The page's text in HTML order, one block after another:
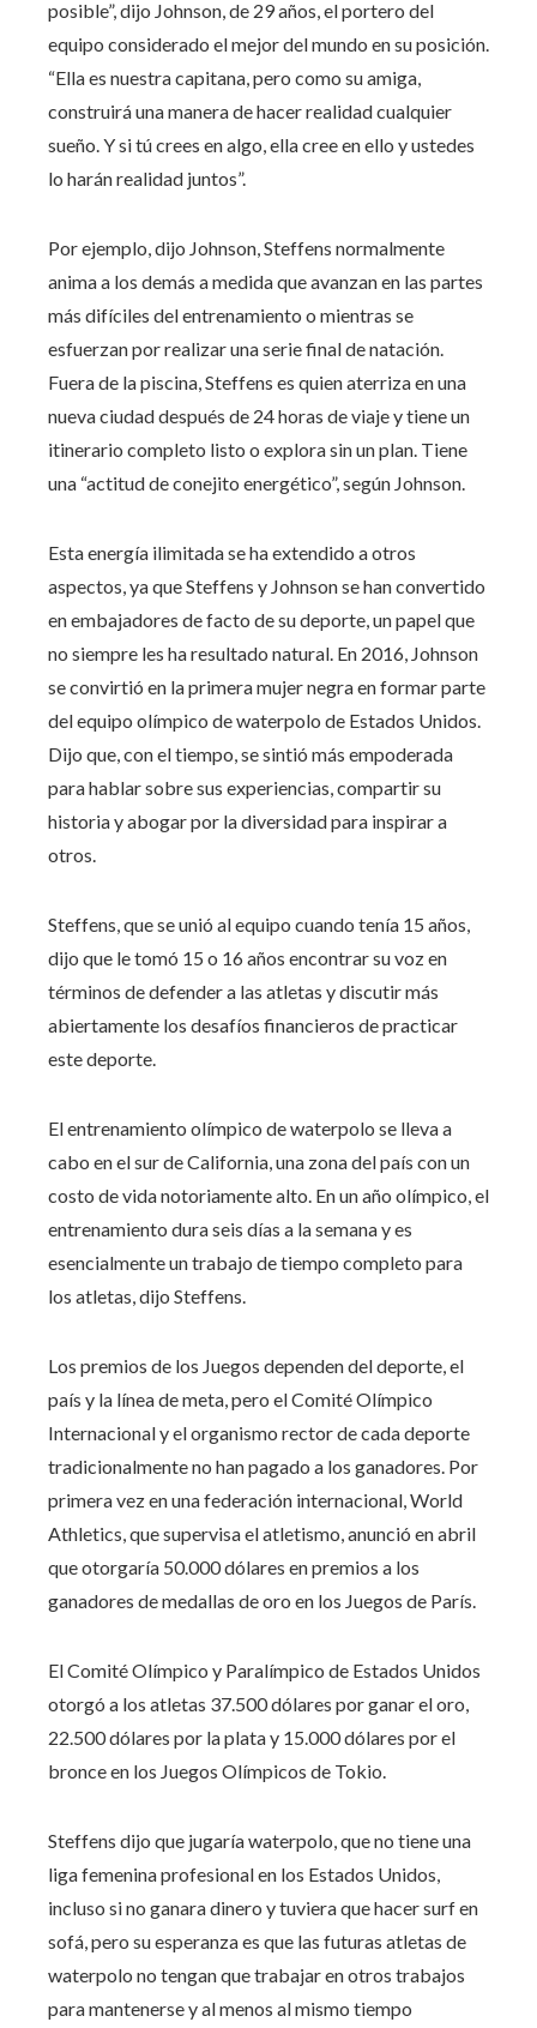
posible”, dijo Johnson, de 29 años, el portero del
equipo considerado el mejor del mundo en su posición.
“Ella es nuestra capitana, pero como su amiga,
construirá una manera de hacer realidad cualquier
sueño. Y si tú crees en algo, ella cree en ello y ustedes
lo harán realidad juntos”.
Por ejemplo, dijo Johnson, Steffens normalmente
anima a los demás a medida que avanzan en las partes
más difíciles del entrenamiento o mientras se
esfuerzan por realizar una serie final de natación.
Fuera de la piscina, Steffens es quien aterriza en una
nueva ciudad después de 24 horas de viaje y tiene un
itinerario completo listo o explora sin un plan. Tiene
una “actitud de conejito energético”, según Johnson.
Esta energía ilimitada se ha extendido a otros
aspectos, ya que Steffens y Johnson se han convertido
en embajadores de facto de su deporte, un papel que
no siempre les ha resultado natural. En 2016, Johnson
se convirtió en la primera mujer negra en formar parte
del equipo olímpico de waterpolo de Estados Unidos.
Dijo que, con el tiempo, se sintió más empoderada
para hablar sobre sus experiencias, compartir su
historia y abogar por la diversidad para inspirar a
otros.
Steffens, que se unió al equipo cuando tenía 15 años,
dijo que le tomó 15 o 16 años encontrar su voz en
términos de defender a las atletas y discutir más
abiertamente los desafíos financieros de practicar
este deporte.
El entrenamiento olímpico de waterpolo se lleva a
cabo en el sur de California, una zona del país con un
costo de vida notoriamente alto. En un año olímpico, el
entrenamiento dura seis días a la semana y es
esencialmente un trabajo de tiempo completo para
los atletas, dijo Steffens.
Los premios de los Juegos dependen del deporte, el
país y la línea de meta, pero el Comité Olímpico
Internacional y el organismo rector de cada deporte
tradicionalmente no han pagado a los ganadores. Por
primera vez en una federación internacional, World
Athletics, que supervisa el atletismo, anunció en abril
que otorgaría 50.000 dólares en premios a los
ganadores de medallas de oro en los Juegos de París.
El Comité Olímpico y Paralímpico de Estados Unidos
otorgó a los atletas 37.500 dólares por ganar el oro,
22.500 dólares por la plata y 15.000 dólares por el
bronce en los Juegos Olímpicos de Tokio.
Steffens dijo que jugaría waterpolo, que no tiene una
liga femenina profesional en los Estados Unidos,
incluso si no ganara dinero y tuviera que hacer surf en
sofá, pero su esperanza es que las futuras atletas de
waterpolo no tengan que trabajar en otros trabajos
para mantenerse y al menos al mismo tiempo